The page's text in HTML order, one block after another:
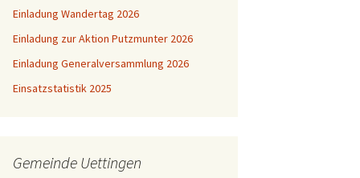
Einladung Wandertag 2026
Einladung zur Aktion Putzmunter 2026
Einladung Generalversammlung 2026
Einsatzstatistik 2025
Gemeinde Uettingen